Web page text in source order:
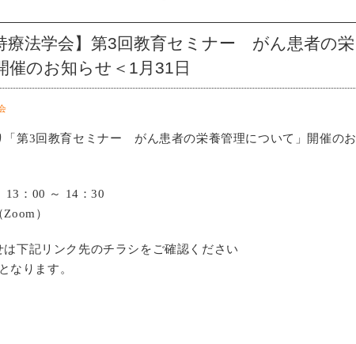
療法学会】第3回教育セミナー がん患者の栄
のお知らせ＜1月31日
「第3回教育セミナー がん患者の栄養管理について」開催のお
13：00 ～ 14：30
）
下記リンク先のチラシをご確認ください
なります。